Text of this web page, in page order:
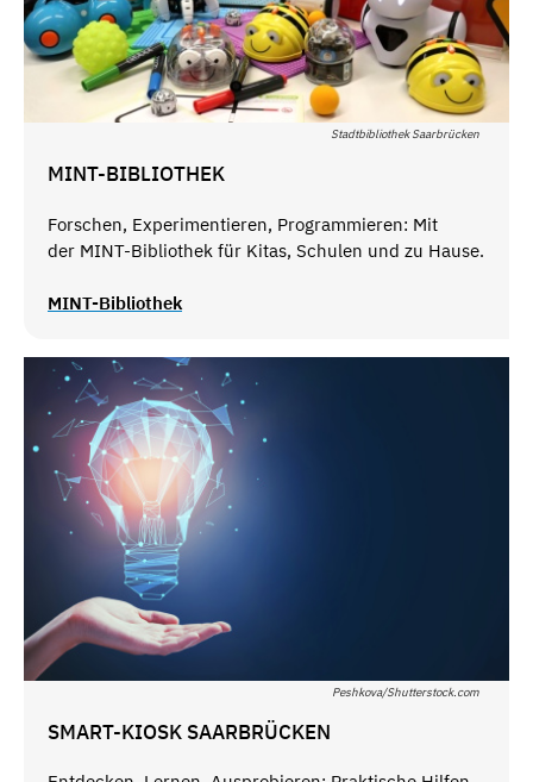
Stadtbibliothek Saarbrücken
MINT-BIBLIOTHEK
Forschen, Experimentieren, Programmieren: Mit
der MINT-Bibliothek für Kitas, Schulen und zu Hause.
MINT-Bibliothek
Peshkova/Shutterstock.com
SMART-KIOSK SAARBRÜCKEN